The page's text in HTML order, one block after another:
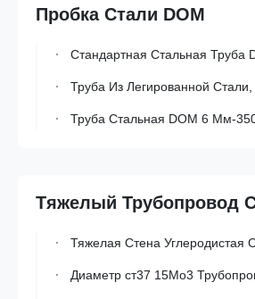
Пробка Стали DOM
Стандартная Стальная Труба DOM BS 6323-6 С Внешним Диаметром 6–350 Мм
Труба Из Легированной Стали, Сваренная Методом ERW,
Труба Стальная DOM 6 Мм-350 Мм OD
Тяжелый Трубопровод
Тяжелая Стена Углеродистая Сталь Холоднонатянутая
Диаметр ст37 15Мо3 Трубопровода 300мм Безшовной